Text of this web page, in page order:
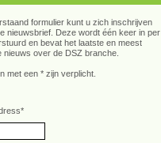
formulier kunt u zich inschrijven
nieuwsbrief. Deze wordt één keer in per
en bevat het laatste en meest
nieuws over de DSZ branche.
met een * zijn verplicht.
*